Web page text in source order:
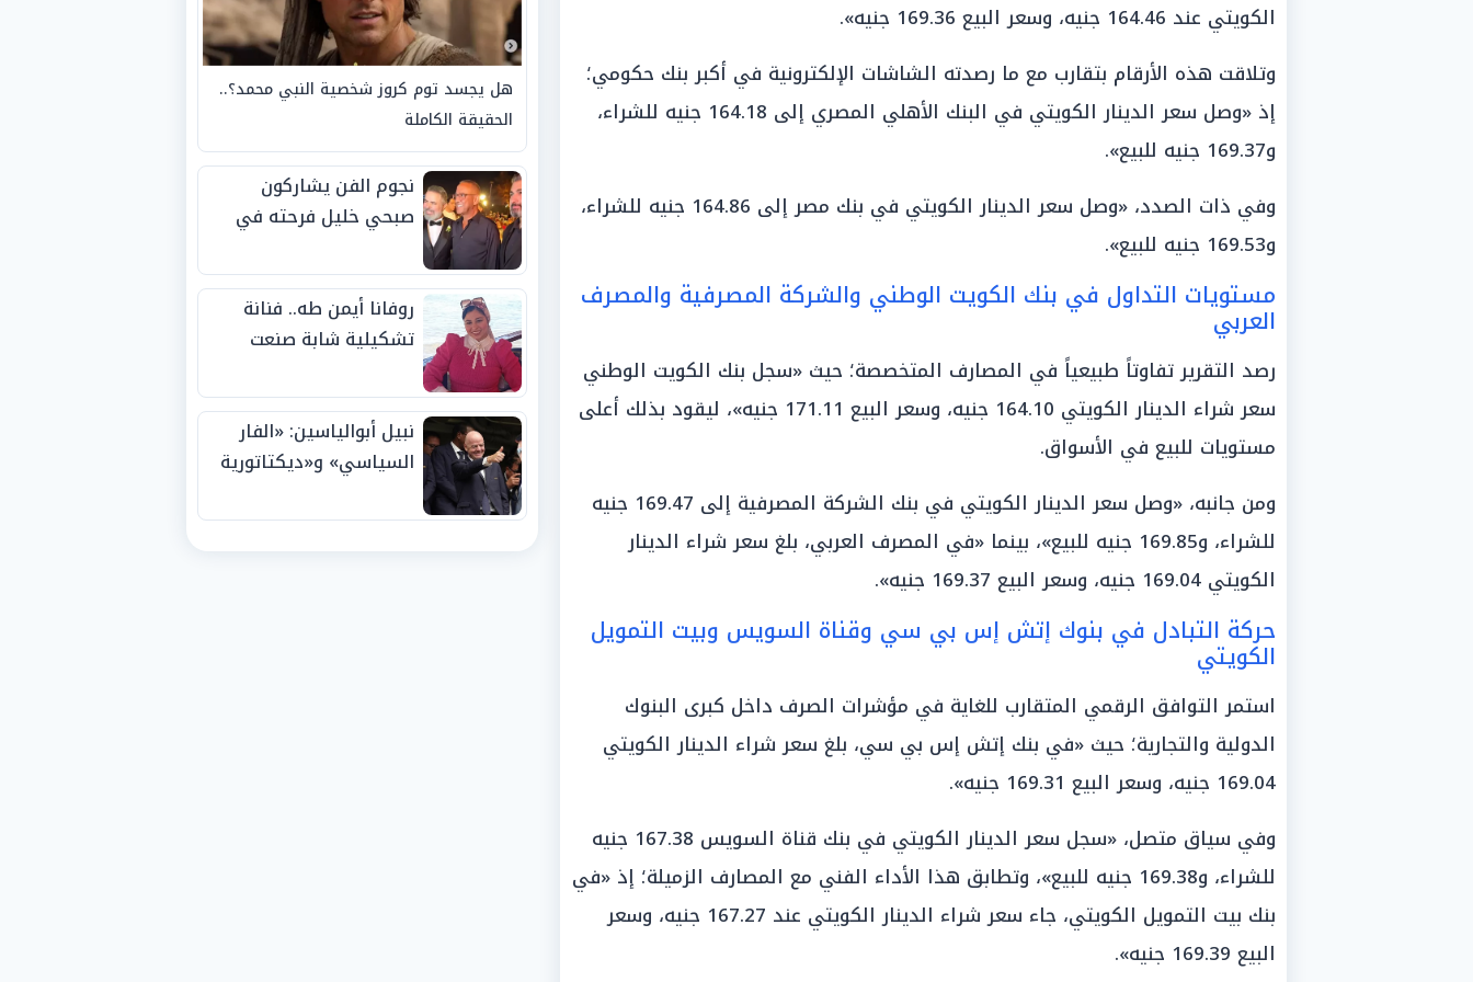
الكويتي عند 164.46 جنيه، وسعر البيع 169.36 جنيه».
وتلاقت هذه الأرقام بتقارب مع ما رصدته الشاشات الإلكترونية في أكبر بنك حكومي؛
إذ «وصل سعر الدينار الكويتي في البنك الأهلي المصري إلى 164.18 جنيه للشراء،
و169.37 جنيه للبيع».
وفي ذات الصدد، «وصل سعر الدينار الكويتي في بنك مصر إلى 164.86 جنيه للشراء،
و169.53 جنيه للبيع».
مستويات التداول في بنك الكويت الوطني والشركة المصرفية والمصرف
العربي
رصد التقرير تفاوتاً طبيعياً في المصارف المتخصصة؛ حيث «سجل بنك الكويت الوطني
سعر شراء الدينار الكويتي 164.10 جنيه، وسعر البيع 171.11 جنيه»، ليقود بذلك أعلى
مستويات للبيع في الأسواق.
ومن جانبه، «وصل سعر الدينار الكويتي في بنك الشركة المصرفية إلى 169.47 جنيه
للشراء، و169.85 جنيه للبيع»، بينما «في المصرف العربي، بلغ سعر شراء الدينار
الكويتي 169.04 جنيه، وسعر البيع 169.37 جنيه».
حركة التبادل في بنوك إتش إس بي سي وقناة السويس وبيت التمويل
الكويتي
استمر التوافق الرقمي المتقارب للغاية في مؤشرات الصرف داخل كبرى البنوك
الدولية والتجارية؛ حيث «في بنك إتش إس بي سي، بلغ سعر شراء الدينار الكويتي
169.04 جنيه، وسعر البيع 169.31 جنيه».
وفي سياق متصل، «سجل سعر الدينار الكويتي في بنك قناة السويس 167.38 جنيه
للشراء، و169.38 جنيه للبيع»، وتطابق هذا الأداء الفني مع المصارف الزميلة؛ إذ «في
بنك بيت التمويل الكويتي، جاء سعر شراء الدينار الكويتي عند 167.27 جنيه، وسعر
البيع 169.39 جنيه».
هل يجسد توم كروز شخصية النبي محمد؟..
الحقيقة الكاملة
نجوم الفن يشاركون
صبحي خليل فرحته في
روفانا أيمن طه.. فنانة
تشكيلية شابة صنعت
الجوائز منذ الصغر
نبيل أبوالياسين: «الفار
السياسي» و«ديكتاتورية
الفيفا».. وإقالة